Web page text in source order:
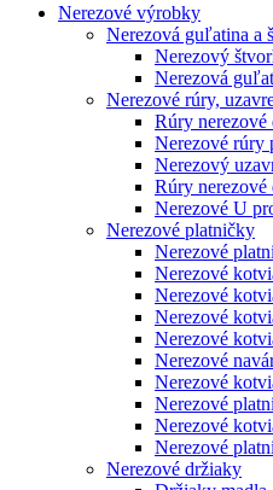
Nerezové výrobky
Nerezová guľatina a
Nerezový
Nerezová
Nerezové rúry,
Rúry nerezové
Nerezové rúry
Nerezový
Rúry nerezové
Nerezové U
Nerezové platničky
Nerezové
Nerezové
Nerezové
Nerezové
Nerezové
Nerezové
Nerezové
Nerezové
Nerezové
Nerezové
Nerezové držiaky